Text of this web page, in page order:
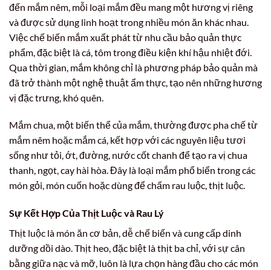
đến mắm nêm, mỗi loại mắm đều mang một hương vị riêng
và được sử dụng linh hoạt trong nhiều món ăn khác nhau.
Việc chế biến mắm xuất phát từ nhu cầu bảo quản thực
phẩm, đặc biệt là cá, tôm trong điều kiện khí hậu nhiệt đới.
Qua thời gian, mắm không chỉ là phương pháp bảo quản mà
đã trở thành một nghệ thuật ẩm thực, tạo nên những hương
vị đặc trưng, khó quên.
Mắm chua, một biến thể của mắm, thường được pha chế từ
mắm nêm hoặc mắm cá, kết hợp với các nguyên liệu tươi
sống như tỏi, ớt, đường, nước cốt chanh để tạo ra vị chua
thanh, ngọt, cay hài hòa. Đây là loại mắm phổ biến trong các
món gỏi, món cuốn hoặc dùng để chấm rau luộc, thịt luộc.
Sự Kết Hợp Của Thịt Luộc và Rau Lý
Thịt luộc là món ăn cơ bản, dễ chế biến và cung cấp dinh
dưỡng dồi dào. Thịt heo, đặc biệt là thịt ba chỉ, với sự cân
bằng giữa nạc và mỡ, luôn là lựa chọn hàng đầu cho các món